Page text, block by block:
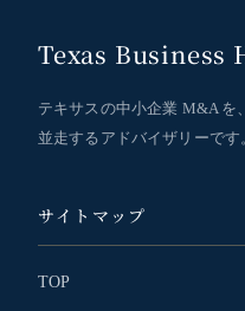
Texas Business
テキサスの中小企業 M&A を
並走するアドバイザリーです
サイトマップ
TOP